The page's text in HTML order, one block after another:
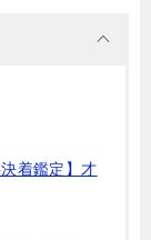
着鑑定】才